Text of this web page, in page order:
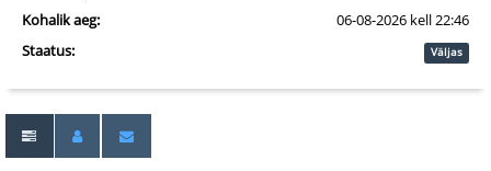
Kohalik aeg:
06-08-2026 kell 22:46
Staatus:
Väljas